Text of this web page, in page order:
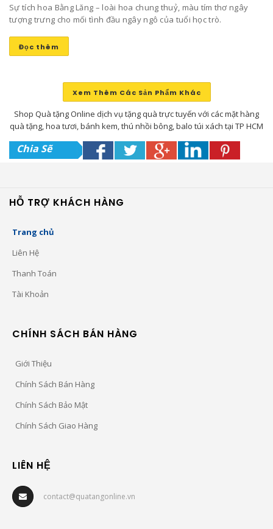
Sự tích hoa Bằng Lăng – loài hoa chung thuỷ, màu tím thơ ngây
tượng trưng cho mối tình đầu ngây ngô của tuổi học trò.
Đọc thêm
Xem Thêm Các Sản Phẩm Khác
Shop Quà tặng Online dịch vụ tặng quà trực tuyến với các mặt hàng
quà tặng, hoa tươi, bánh kem, thú nhồi bông, balo túi xách tại TP HCM
Chia Sẽ
HỖ TRỢ KHÁCH HÀNG
Trang chủ
Liên Hệ
Thanh Toán
Tài Khoản
CHÍNH SÁCH BÁN HÀNG
Giới Thiệu
Chính Sách Bán Hàng
Chính Sách Bảo Mật
Chính Sách Giao Hàng
LIÊN HỆ
contact@quatangonline.vn